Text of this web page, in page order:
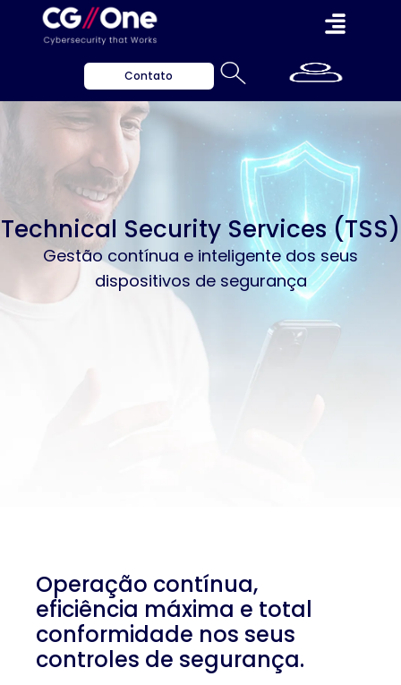
Contato
Technical Security Services (TSS)
Gestão contínua e inteligente dos seus
dispositivos de segurança
Operação contínua,
eficiência máxima e total
conformidade nos seus
controles de segurança.